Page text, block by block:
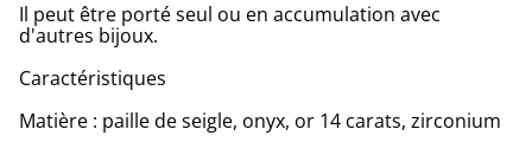
Il peut être porté seul ou en accumulation avec
d'autres bijoux.
Caractéristiques
Matière : paille de seigle, onyx, or 14 carats, zirconium